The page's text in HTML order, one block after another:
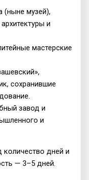
(ныне музей),
и
мастерские
сохранившие
завод и
и
дней и
— 3–5 дней.